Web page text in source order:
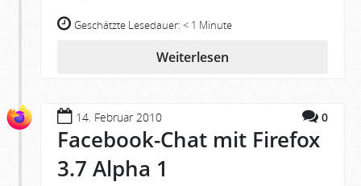
Geschätzte Lesedauer: < 1 Minute
Weiterlesen
14. Februar 2010 0
Facebook-Chat mit Firefox
3.7 Alpha 1